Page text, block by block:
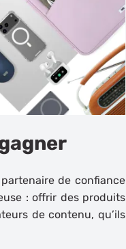
de confiance
: offrir des produits
de contenu, qu’ils